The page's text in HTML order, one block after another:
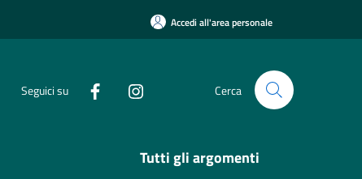
Accedi all'area personale
Seguici su Cerca
Tutti gli argomenti